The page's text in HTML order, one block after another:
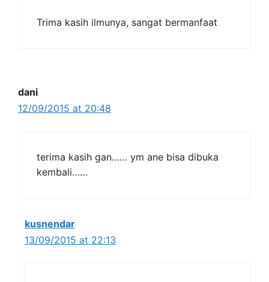
Trima kasih ilmunya, sangat bermanfaat
dani
12/09/2015 at 20:48
terima kasih gan…… ym ane bisa dibuka
kembali……
kusnendar
13/09/2015 at 22:13